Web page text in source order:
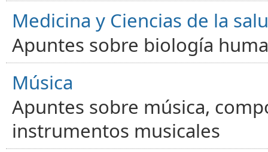
Medicina y Ciencias de la
Apuntes sobre biología
Música
Apuntes sobre música,
instrumentos musicales